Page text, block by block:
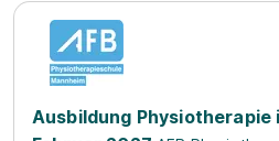
Ausbildung Physiotherapie